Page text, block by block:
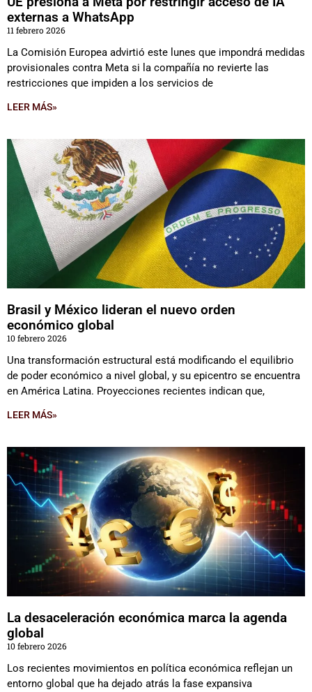
externas a WhatsApp
11 febrero 2026
La Comisión Europea advirtió este lunes que impondrá medidas
provisionales contra Meta si la compañía no revierte las
restricciones que impiden a los servicios de
LEER MÁS»
Brasil y México lideran el nuevo orden
económico global
10 febrero 2026
Una transformación estructural está modificando el equilibrio
de poder económico a nivel global, y su epicentro se encuentra
en América Latina. Proyecciones recientes indican que,
LEER MÁS»
La desaceleración económica marca la agenda
global
10 febrero 2026
Los recientes movimientos en política económica reflejan un
entorno global que ha dejado atrás la fase expansiva